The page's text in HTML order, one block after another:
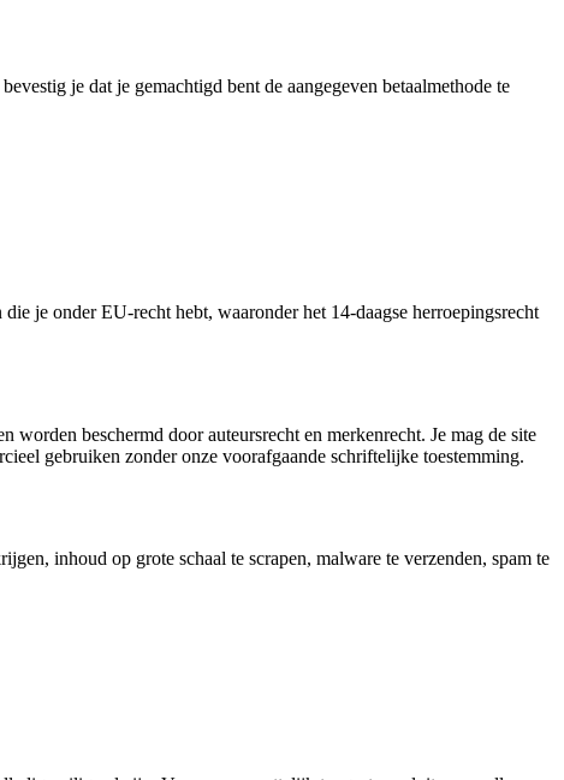
je dat je gemachtigd bent de aangegeven betaalmethode te
je onder EU-recht hebt, waaronder het 14-daagse herroepingsrecht
beschermd door auteursrecht en merkenrecht. Je mag de site
gebruiken zonder onze voorafgaande schriftelijke toestemming.
inhoud op grote schaal te scrapen, malware te verzenden, spam te